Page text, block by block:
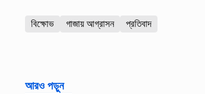
বিক্ষোভ গাজায় আগ্রাসন প্রতিবাদ
আরও পড়ুন